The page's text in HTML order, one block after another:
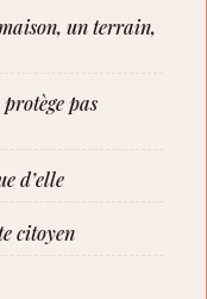
un terrain,
pas
d’elle
citoyen